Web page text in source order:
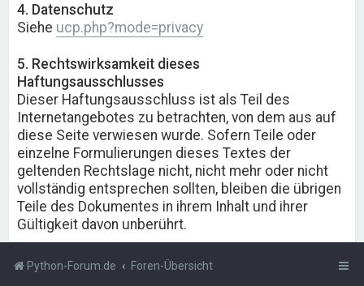
4. Datenschutz
Siehe ucp.php?mode=privacy
5. Rechtswirksamkeit dieses
Haftungsausschlusses
Dieser Haftungsausschluss ist als Teil des
Internetangebotes zu betrachten, von dem aus auf
diese Seite verwiesen wurde. Sofern Teile oder
einzelne Formulierungen dieses Textes der
geltenden Rechtslage nicht, nicht mehr oder nicht
vollständig entsprechen sollten, bleiben die übrigen
Teile des Dokumentes in ihrem Inhalt und ihrer
Gültigkeit davon unberührt.
Python-Forum.de Foren-Übersicht